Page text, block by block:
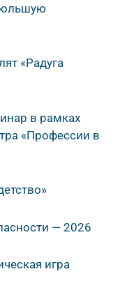
«Радуга
в рамках
«Профессии в
— 2026
игра